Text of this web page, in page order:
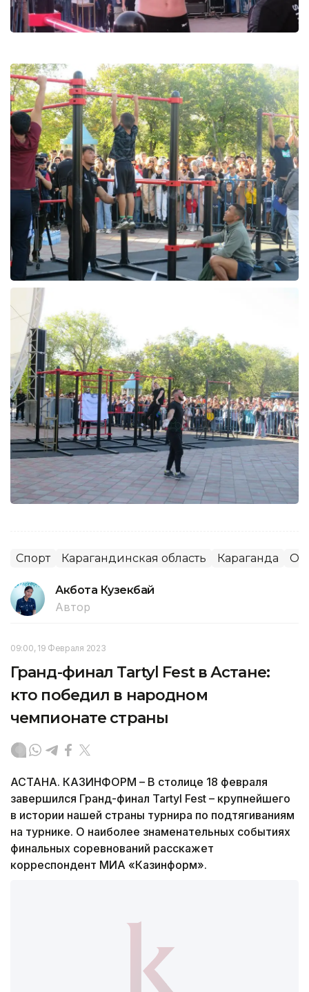
Спорт Карагандинская область Караганда
Акбота Кузекбай
Автор
09:00, 19 Февраля 2023
Гранд-финал Tartyl Fest в Астане:
кто победил в народном
чемпионате страны
АСТАНА. КАЗИНФОРМ – В столице 18 февраля
завершился Гранд-финал Tartyl Fest – крупнейшего
в истории нашей страны турнира по подтягиваниям
на турнике. О наиболее знаменательных событиях
финальных соревнований расскажет
корреспондент МИА «Казинформ».